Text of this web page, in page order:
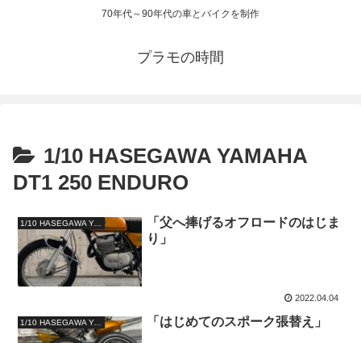
70年代～90年代の車とバイクを制作
プラモの時間
1/10 HASEGAWA YAMAHA
DT1 250 ENDURO
1/10 HASEGAWA YAMAHA DT1 250 ENDURO
「父へ捧げるオフロードのはじま
り」
2022.04.04
1/10 HASEGAWA YAMAHA DT1 250 ENDURO 「はじめてのスポーク張替え」